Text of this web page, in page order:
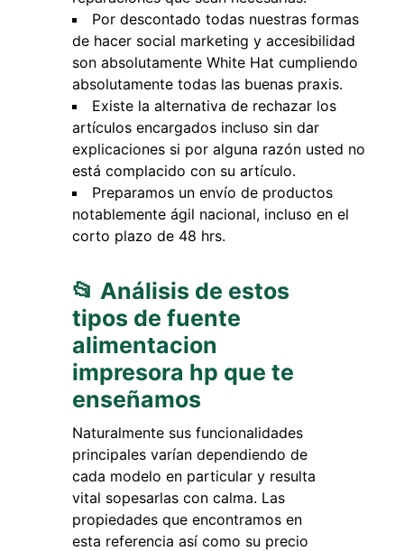
Por descontado todas nuestras formas
de hacer social marketing y accesibilidad
son absolutamente White Hat cumpliendo
absolutamente todas las buenas praxis.
Existe la alternativa de rechazar los
artículos encargados incluso sin dar
explicaciones si por alguna razón usted no
está complacido con su artículo.
Preparamos un envío de productos
notablemente ágil nacional, incluso en el
corto plazo de 48 hrs.
📂 Análisis de estos
tipos de fuente
alimentacion
impresora hp que te
enseñamos
Naturalmente sus funcionalidades
principales varían dependiendo de
cada modelo en particular y resulta
vital sopesarlas con calma. Las
propiedades que encontramos en
esta referencia así como su precio